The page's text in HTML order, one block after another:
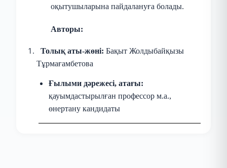
оқытушыларына пайдалануға болады.
Авторы:
Толық аты-жөні: Бақыт Жолдыбайқызы
Тұрмағамбетова
Ғылыми дәрежесі, атағы:
қауымдастырылған профессор м.а.,
өнертану кандидаты